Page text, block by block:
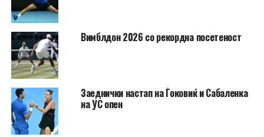
Вимблдон 2026 со рекордна посетеност
Заеднички настап на Ѓоковиќ и Сабаленка
на УС опен